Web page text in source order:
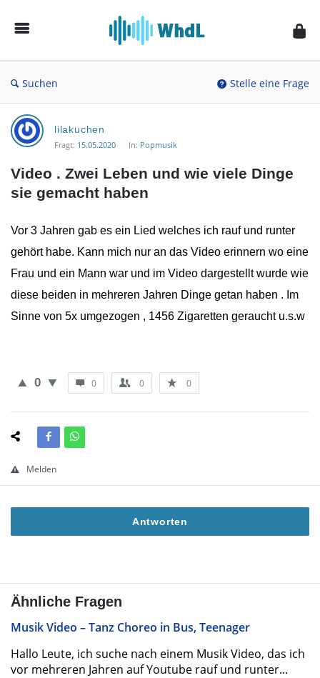
von
Suchen Stelle eine Frage
Musikforum
von
WieheisstdasLied.de
Neueste
lilakuchen
Fragt: 15.05.2020 In: Popmusik
Video . Zwei Leben und wie viele Dinge
sie gemacht haben
Vor 3 Jahren gab es ein Lied welches ich rauf und runter
gehört habe. Kann mich nur an das Video erinnern wo eine
Frau und ein Mann war und im Video dargestellt wurde wie
diese beiden in mehreren Jahren Dinge getan haben . Im
Sinne von 5x umgezogen , 1456 Zigaretten geraucht u.s.w
0 0 0 0
Melden
Antworten
Ähnliche Fragen
Musik Video – Tanz Choreo in Bus, Teenager
Hallo Leute, ich suche nach einem Musik Video, das ich
vor mehreren Jahren auf Youtube rauf und runter...